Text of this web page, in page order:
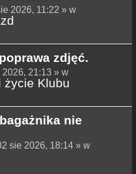
2026, 11:22 » w
zdjęć.
2026, 21:13 » w
życie Klubu
nie
sie 2026, 18:14 » w